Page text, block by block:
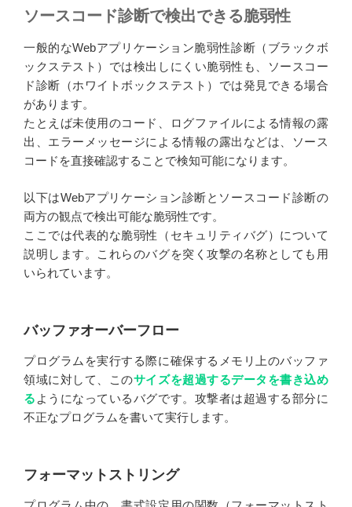
ソースコード診断で検出できる脆弱性
一般的なWebアプリケーション脆弱性診断（ブラックボ
ックステスト）では検出しにくい脆弱性も、ソースコー
ド診断（ホワイトボックステスト）では発見できる場合
があります。
たとえば未使用のコード、ログファイルによる情報の露
出、エラーメッセージによる情報の露出などは、ソース
コードを直接確認することで検知可能になります。
以下はWebアプリケーション診断とソースコード診断の
両方の観点で検出可能な脆弱性です。
ここでは代表的な脆弱性（セキュリティバグ）について
説明します。これらのバグを突く攻撃の名称としても用
いられています。
バッファオーバーフロー
プログラムを実行する際に確保するメモリ上のバッファ
領域に対して、このサイズを超過するデータを書き込め
る ようになっているバグです。攻撃者は超過する部分に
不正なプログラムを書いて実行します。
フォーマットストリング